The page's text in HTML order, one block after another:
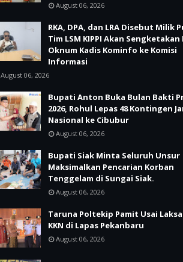
August 06, 2026
RKA, DPA, dan LRA Disebut Milik
Tim LSM KIPPI Akan Sengketakan
Oknum Kadis Kominfo ke Komisi
Informasi
August 06, 2026
Bupati Anton Buka Bulan Bakti
2026, Rohul Lepas 48 Kontingen
Nasional ke Cibubur
August 06, 2026
Bupati Siak Minta Seluruh Unsur
Maksimalkan Pencarian Korban
Tenggelam di Sungai Siak.
August 06, 2026
Taruna Poltekip Pamit Usai
KKN di Lapas Pekanbaru
August 06, 2026